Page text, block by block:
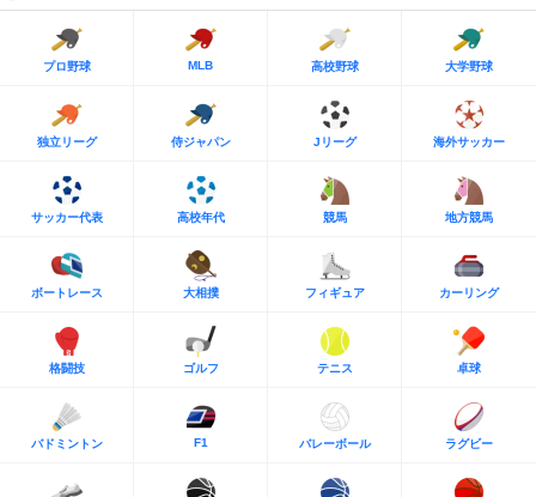
プロ野球 MLB 高校野球 大学野球
独立リーグ 侍ジャパン Jリーグ 海外サッカー
サッカー代表 高校年代 競馬 地方競馬
ボートレース 大相撲 フィギュア カーリング
格闘技 ゴルフ テニス 卓球
バドミントン F1 バレーボール ラグビー